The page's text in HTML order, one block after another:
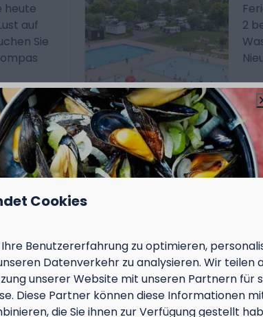
heute
auf
Sie
Mehr
2
ist
tun.
den
an
Im Park
sie
Cookies
Benutzererfahrung zu optimieren,
Datenverkehr zu analysieren. Wir teilen
unserer Website mit unseren Partnern für
Diese Partner können diese Informationen
die Sie ihnen zur Verfügung gestellt